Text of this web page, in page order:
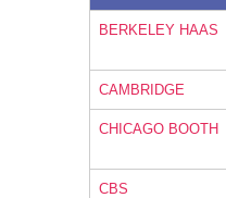
BERKELEY HAAS
CAMBRIDGE
CHICAGO BOOTH
CBS